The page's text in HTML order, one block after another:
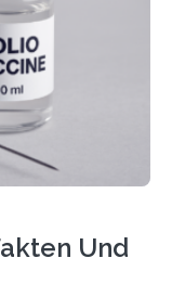
am
solche
des
Sander-
Und